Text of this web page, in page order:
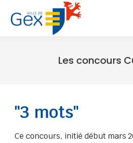
Les concours
"3 mots"
Ce concours, initié début mars